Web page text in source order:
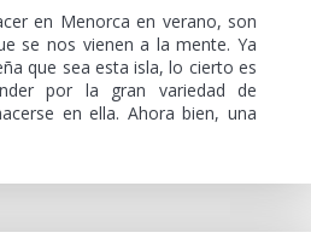
en Menorca en verano, son
se nos vienen a la mente. Ya
que sea esta isla, lo cierto es
por la gran variedad de
en ella. Ahora bien, una